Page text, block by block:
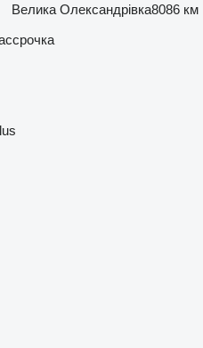
Велика Олександрівка8086 км